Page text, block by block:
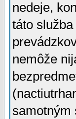
nedeje,
táto
nemôže
samotným